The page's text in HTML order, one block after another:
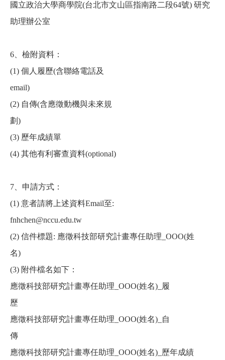
國立政治大學商學院(台北市文山區指南路二段64號) 研究
助理辦公室
6 、檢附資料：
(1) 個人履歷(含聯絡電話及
email)
(2) 自傳(含應徵動機與未來規
劃 )
(3) 歷年成績單
(4) 其他有利審查資料(optional)
7 、申請方式：
(1) 意者請將上述資料Email至:
fnhchen@nccu.edu.tw
(2) 信件標題: 應徵科技部研究計畫專任助理 _OOO(姓
名)
(3) 附件檔名如下：
應徵科技部研究計畫專任助理 _OOO(姓名)_ 履
歷
應徵科技部研究計畫專任助理 _OOO(姓名)_ 自
傳
應徵科技部研究計畫專任助理 _OOO(姓名)_ 歷年成績